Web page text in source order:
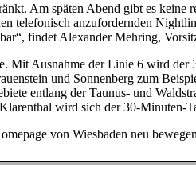
Am späten Abend gibt es
telefonisch anzufordernden
findet Alexander Mehring,
Mit Ausnahme der Linie 6 wird
und Sonnenberg zum
entlang der Taunus- und
wird sich der 30-Minuten-
von Wiesbaden neu